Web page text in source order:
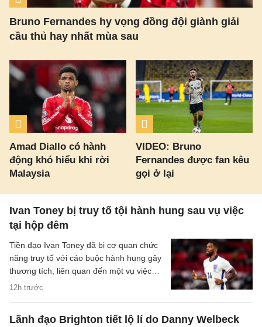
Bruno Fernandes hy vọng đồng đội giành giải
cầu thủ hay nhất mùa sau
Amad Diallo có hành
động khó hiểu khi rời
Malaysia
VIDEO: Bruno
Fernandes được fan kêu
gọi ở lại
Ivan Toney bị truy tố tội hành hung sau vụ việc
tại hộp đêm
12h trước
Tiền đạo Ivan Toney đã bị cơ quan chức
năng truy tố với cáo buộc hành hung gây
thương tích, liên quan đến một vụ việc
xảy ra tại hộp đêm vào tháng 12/2025.
Lãnh đạo Brighton tiết lộ lí do Danny Welbeck